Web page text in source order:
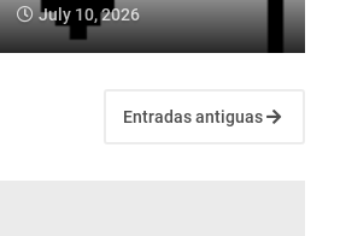
July 10, 2026
Entradas antiguas